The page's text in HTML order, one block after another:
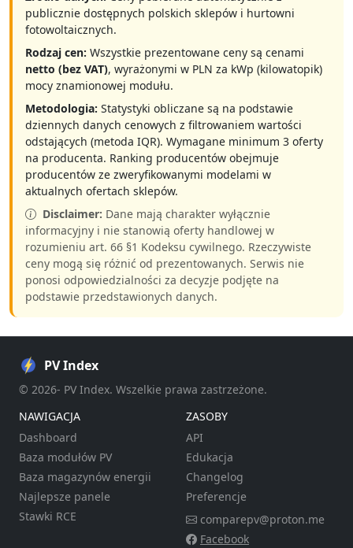
publicznie dostępnych polskich sklepów i hurtowni
fotowoltaicznych.
Rodzaj cen: Wszystkie prezentowane ceny są cenami
netto (bez VAT), wyrażonymi w PLN za kWp (kilowatopik)
mocy znamionowej modułu.
Metodologia: Statystyki obliczane są na podstawie
dziennych danych cenowych z filtrowaniem wartości
odstających (metoda IQR). Wymagane minimum 3 oferty
na producenta. Ranking producentów obejmuje
producentów ze zweryfikowanymi modelami w
aktualnych ofertach sklepów.
Disclaimer: Dane mają charakter wyłącznie
informacyjny i nie stanowią oferty handlowej w
rozumieniu art. 66 §1 Kodeksu cywilnego. Rzeczywiste
ceny mogą się różnić od prezentowanych. Serwis nie
ponosi odpowiedzialności za decyzje podjęte na
podstawie przedstawionych danych.
PV Index
© 2026- PV Index. Wszelkie prawa zastrzeżone.
NAWIGACJA
Dashboard
Baza modułów PV
Baza magazynów energii
Najlepsze panele
Stawki RCE
ZASOBY
API
Edukacja
Changelog
Preferencje
comparepv@proton.me
Facebook